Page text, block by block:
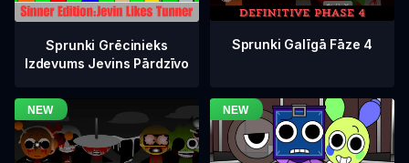
Sprunki Grēcinieks
Izdevums Jevins Pārdzīvo
Sprunki Galīgā Fāze 4